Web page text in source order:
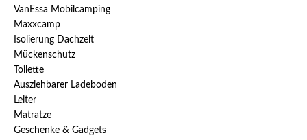
VanEssa Mobilcamping
Maxxcamp
Isolierung Dachzelt
Mückenschutz
Toilette
Ausziehbarer Ladeboden
Leiter
Matratze
Geschenke & Gadgets